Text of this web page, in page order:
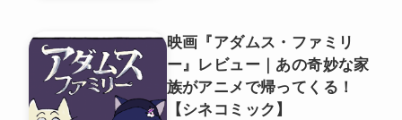
映画『アダムス・ファミリ
ー』レビュー｜あの奇妙な家
族がアニメで帰ってくる！
【シネコミック】